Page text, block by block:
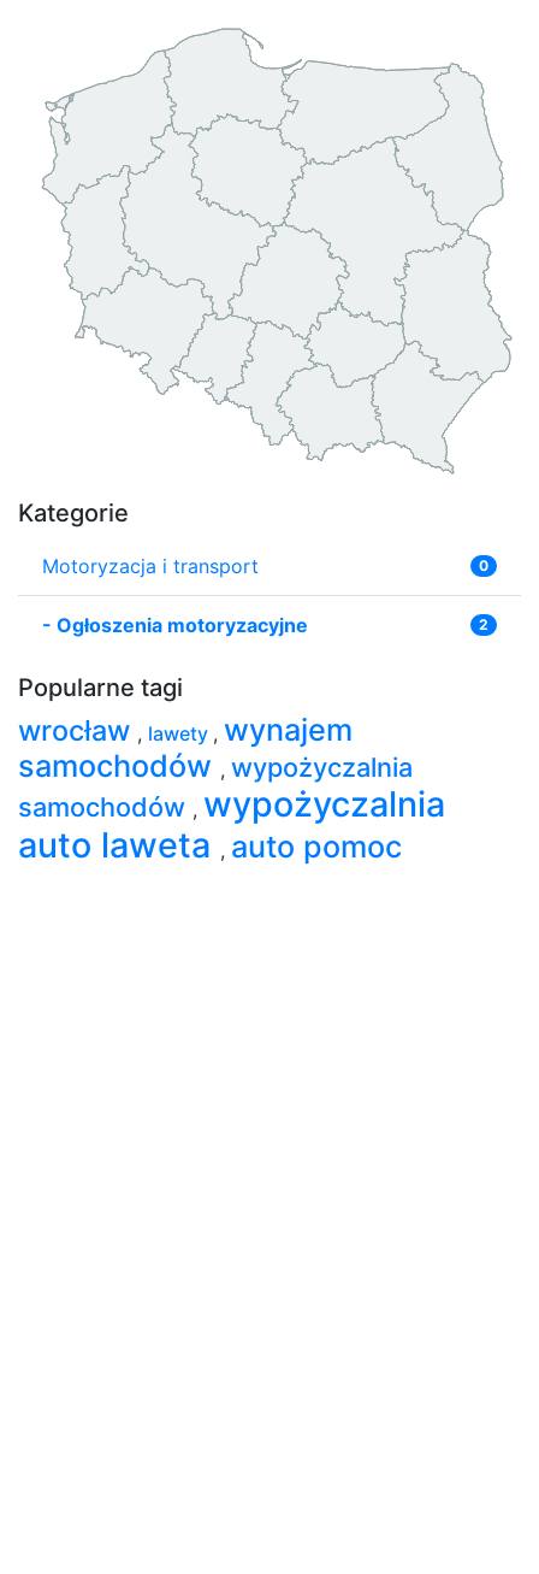
Kategorie
Motoryzacja i transport 0
- Ogłoszenia motoryzacyjne 2
Popularne tagi
wrocław , lawety , wynajem
samochodów , wypożyczalnia
samochodów , wypożyczalnia
auto laweta , auto pomoc